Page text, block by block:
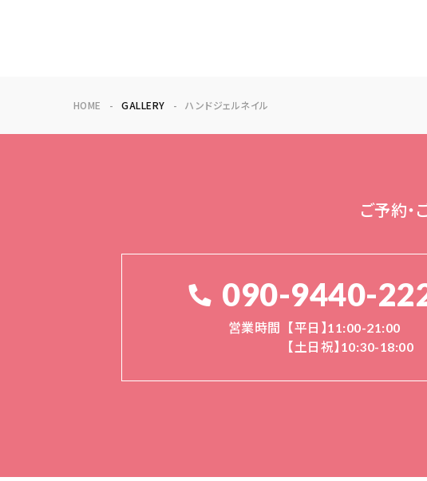
HOME GALLERY ハンドジェルネイル
ご予約・
090-9440-
営業時間
【平日】11:00-21:00
【土日祝】10:30-18:00